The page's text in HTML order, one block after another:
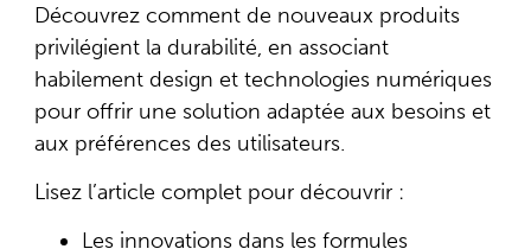
Découvrez comment de nouveaux produits
privilégient la durabilité, en associant
habilement design et technologies numériques
pour offrir une solution adaptée aux besoins et
aux préférences des utilisateurs.
Lisez l’article complet pour découvrir :
Les innovations dans les formules